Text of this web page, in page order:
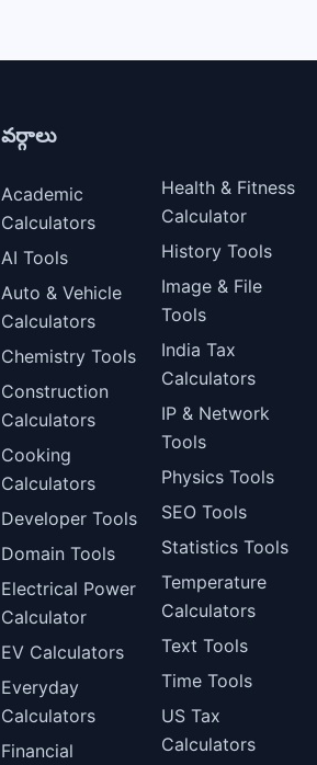
వర్గాలు
Academic
Calculators
AI Tools
Auto & Vehicle
Calculators
Chemistry Tools
Construction
Calculators
Cooking
Calculators
Developer Tools
Domain Tools
Electrical Power
Calculator
EV Calculators
Everyday
Calculators
Financial
Health & Fitness
Calculator
History Tools
Image & File
Tools
India Tax
Calculators
IP & Network
Tools
Physics Tools
SEO Tools
Statistics Tools
Temperature
Calculators
Text Tools
Time Tools
US Tax
Calculators